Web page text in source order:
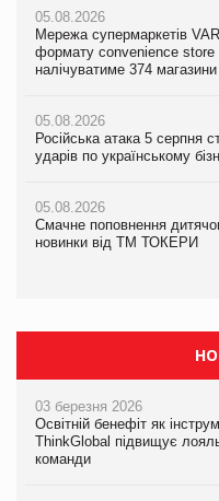
05.08.2026
Мережа супермаркетів
формату convenience store
налічуватиме 374 магазини
05.08.2026
Російська атака 5 серпня
ударів по українському
05.08.2026
Смачне поповнення
новинки від ТМ ТОКЕРИ
05.08.2026
Смачне поповнення
новинки від ТМ ТОКЕРИ
05.08.2026
Сергій Лісунов про
PrivateLabel&FMCG Master
04.08.2026
Через атаку РФ у Дніпрі
Millennium
05.08.2026
Adidas витратила понад $1
продуктів
03 березня 2026
Освітній бенефіт як
ThinkGlobal підвищує
команди